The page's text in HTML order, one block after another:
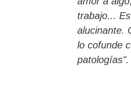
trabajo...
alucinante.
lo cofunde
patologías".